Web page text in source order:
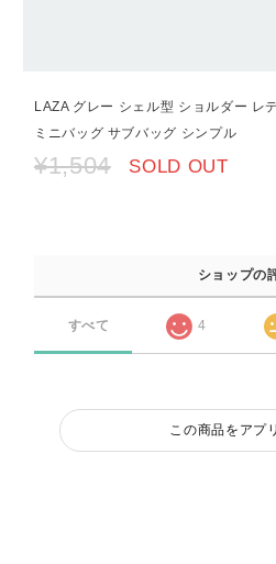
LAZA グレー シェル型 ショルダー レ
ミニバッグ サブバッグ シンプル
¥1,504 SOLD OUT
ショップの
すべて 4
この商品をアプ